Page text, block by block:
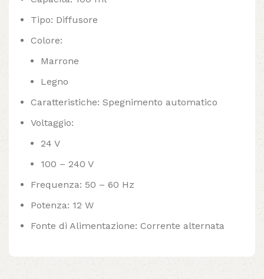
Tipo: Diffusore
Colore:
Marrone
Legno
Caratteristiche: Spegnimento automatico
Voltaggio:
24 V
100 – 240 V
Frequenza: 50 – 60 Hz
Potenza: 12 W
Fonte di Alimentazione: Corrente alternata